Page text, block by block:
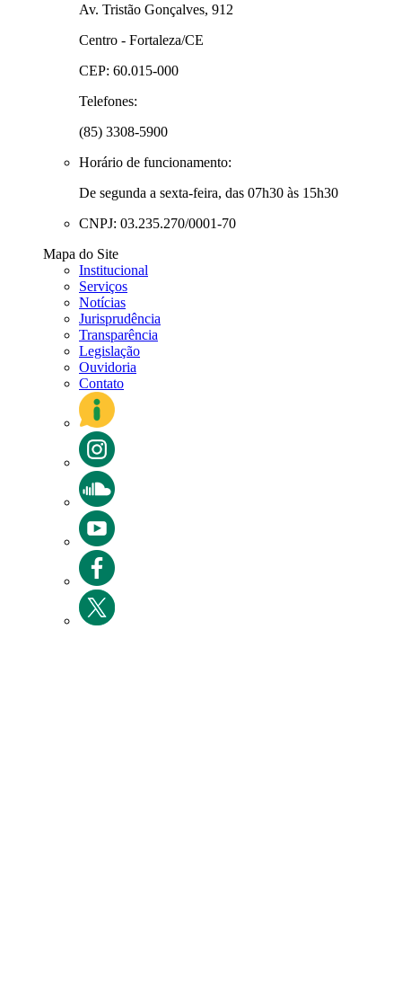
Av. Tristão Gonçalves, 912
Centro - Fortaleza/CE
CEP: 60.015-000
Telefones:
(85) 3308-5900
Horário de funcionamento:
De segunda a sexta-feira, das 07h30 às 15h30
CNPJ: 03.235.270/0001-70
Mapa do Site
Institucional
Serviços
Notícias
Jurisprudência
Transparência
Legislação
Ouvidoria
Contato